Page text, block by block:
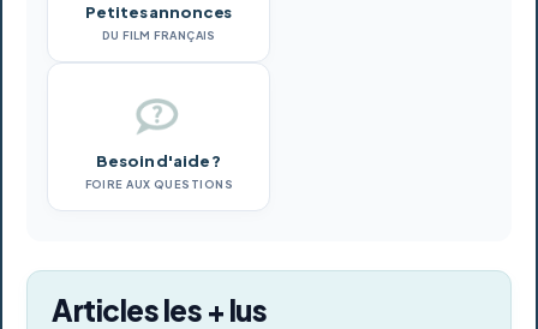
Petites annonces
DU FILM FRANÇAIS
Besoin d'aide ?
FOIRE AUX QUESTIONS
Articles les + lus